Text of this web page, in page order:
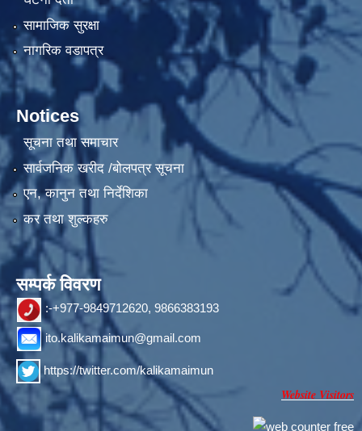
सामाजिक सुरक्षा
नागरिक वडापत्र
Notices
सूचना तथा समाचार
सार्वजनिक खरीद /बोलपत्र सूचना
एन, कानुन तथा निर्देशिका
कर तथा शुल्कहरु
सम्पर्क विवरण
:-+977-9849712620, 9866383193
ito.kalikamaimun@gmail.com
https://twitter.com/kalikamaimun
Website Visitors